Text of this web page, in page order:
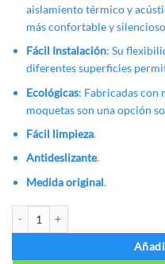
aislamiento térmico y
más confortable y
Fácil Instalación: Su
diferentes superficies
Ecológicas: Fabricadas con
moquetas son una opción
Fácil limpieza.
Antideslizante.
Medida original.